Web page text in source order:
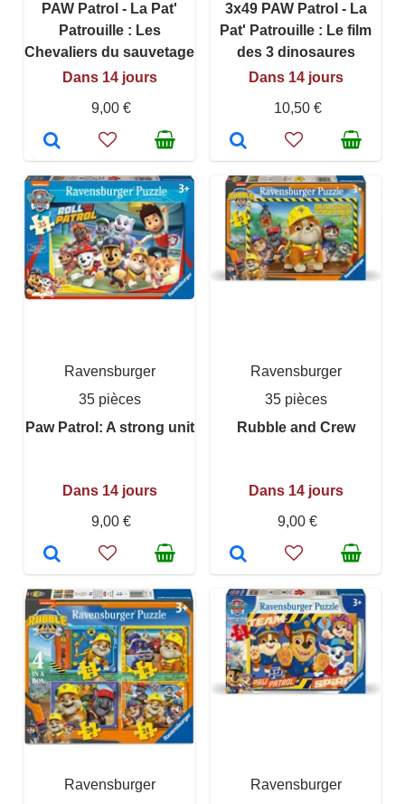
PAW Patrol - La Pat'
Patrouille : Les
Chevaliers du sauvetage
Dans 14 jours
9,00 €
3x49 PAW Patrol - La
Pat' Patrouille : Le film
des 3 dinosaures
Dans 14 jours
10,50 €
Ravensburger
35 pièces
Paw Patrol: A strong unit
Dans 14 jours
9,00 €
Ravensburger
35 pièces
Rubble and Crew
Dans 14 jours
9,00 €
Ravensburger
Ravensburger